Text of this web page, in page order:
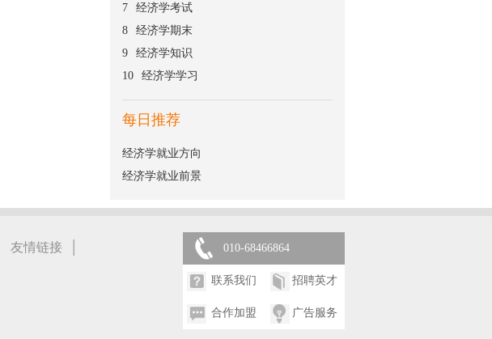
7
经济学考试
8
经济学期末
9
经济学知识
10
经济学学习
每日推荐
经济学就业方向
经济学就业前景
友情链接 | 010-68466864
联系我们 招聘英才
合作加盟 广告服务